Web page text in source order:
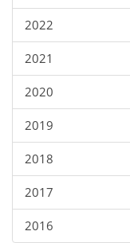
2022
2021
2020
2019
2018
2017
2016